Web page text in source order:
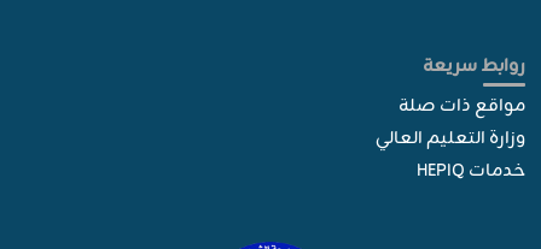
روابط سريعة
مواقع ذات صلة
وزارة التعليم العالي
خدمات HEPIQ